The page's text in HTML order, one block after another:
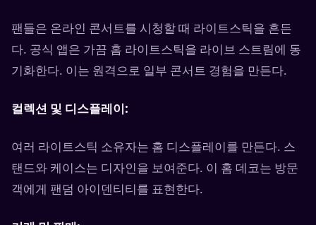
팬들은 온라인 콘서트를 시청할 때 라이트스틱을 흔든
다. 공식 앱은 가끔 홈 라이트스틱을 라이브 스트림에 동
기화한다. 이는 원격으로 일부 콘서트 경험을 만든다.
컬렉션 및 디스플레이:
여러 라이트스틱 소유자는 홈 디스플레이를 만든다. 스
탠드와 케이스는 디자인을 보여준다. 이 홈 데코는 방문
객에게 팬덤 아이덴티티를 표현한다.